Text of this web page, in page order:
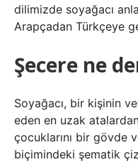
dilimizde soyağacı
Arapçadan Türkçeye
Şecere ne
Soyağacı, bir kişinin
eden en uzak
çocuklarını bir gövde
biçimindeki şematik